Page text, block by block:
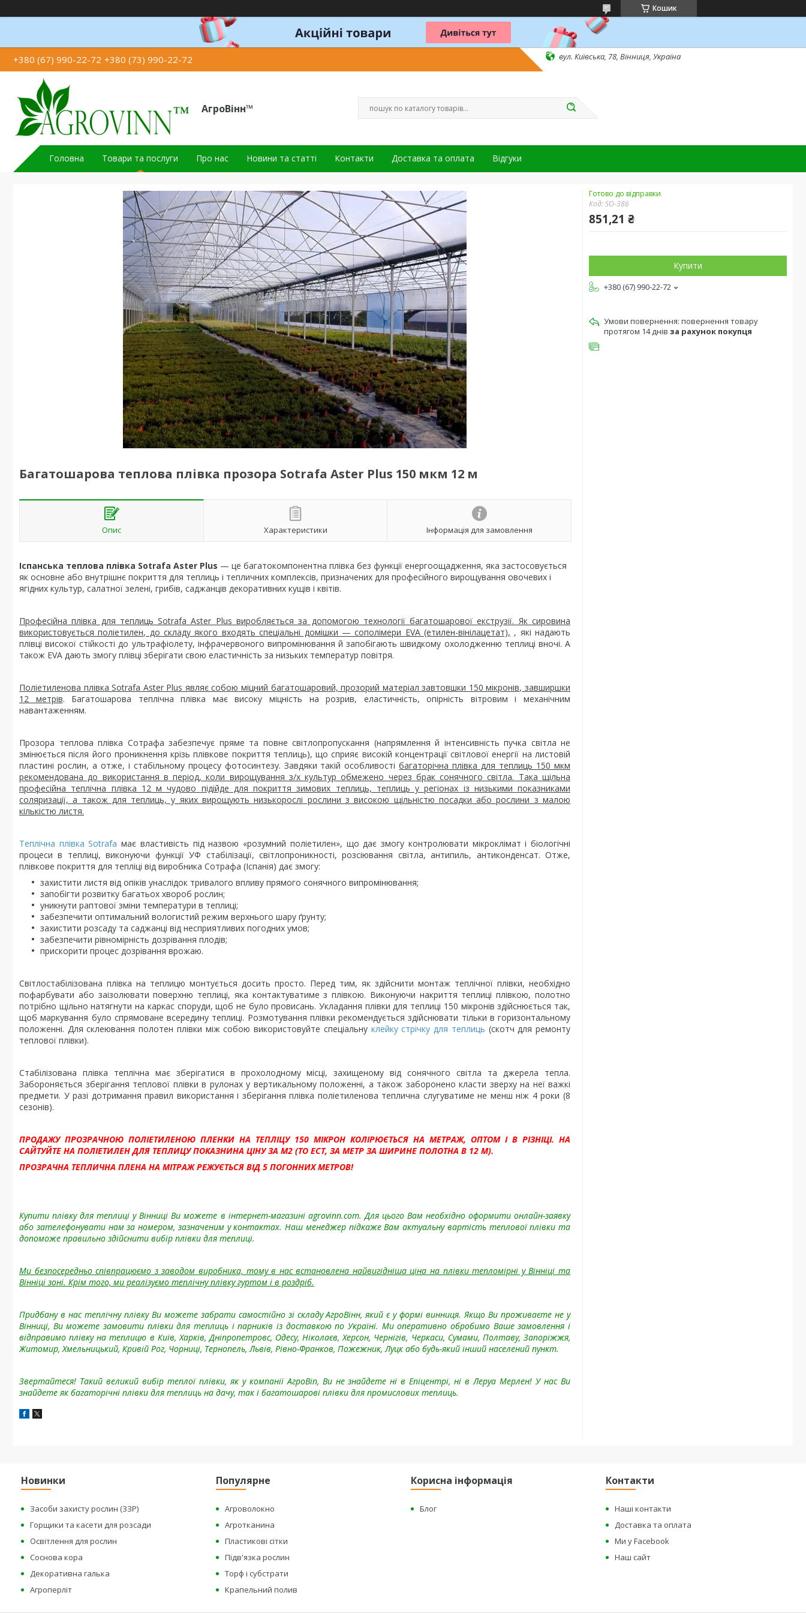
Кошик
+380 (67) 990-22-72 +380 (73) 990-22-72 вул. Київська, 78, Вінниця, Україна
АгроВінн™
Головна Товари та послуги Про нас Новини та статті Контакти Доставка та оплата Відгуки
Багатошарова теплова плівка прозора Sotrafa Aster Plus 150 мкм 12 м
Опис Характеристики Інформація для замовлення
Іспанська теплова плівка Sotrafa Aster Plus — це багатокомпонентна плівка без функції енергоощадження, яка застосовується
як основне або внутрішнє покриття для теплиць і тепличних комплексів, призначених для професійного вирощування овочевих і
ягідних культур, салатної зелені, грибів, саджанців декоративних кущів і квітів.
Професійна плівка для теплиць Sotrafa Aster Plus виробляється за допомогою технології багатошарової екструзії. Як сировина
використовується поліетилен, до складу якого входять спеціальні домішки — сополімери EVA (етилен-вінілацетат), , які надають
плівці високої стійкості до ультрафіолету, інфрачервоного випромінювання й запобігають швидкому охолодженню теплиці вночі. А
також EVA дають змогу плівці зберігати свою еластичність за низьких температур повітря.
Поліетиленова плівка Sotrafa Aster Plus являє собою міцний багатошаровий, прозорий матеріал завтовшки 150 мікронів, завширшки
12 метрів. Багатошарова теплічна плівка має високу міцність на розрив, еластичність, опірність вітровим і механічним
навантаженням.
Прозора теплова плівка Сотрафа забезпечує пряме та повне світлопропускання (напрямлення й інтенсивність пучка світла не
змінюється після його проникнення крізь плівкове покриття теплиць), що сприяє високій концентрації світлової енергії на листовій
пластині рослин, а отже, і стабільному процесу фотосинтезу. Завдяки такій особливостібагаторічна плівка для теплиць 150 мкм
рекомендована до використання в період, коли вирощування з/х культур обмежено через брак сонячного світла. Така щільна
професійна теплічна плівка 12 м чудово підійде для покриття зимових теплиць, теплиць у регіонах із низькими показниками
соляризації, а також для теплиць, у яких вирощують низькорослі рослини з високою щільністю посадки або рослини з малою
кількістю листя.
Теплічна плівка Sotrafa має властивість під назвою «розумний поліетилен», що дає змогу контролювати мікроклімат і біологічні
процеси в теплиці, виконуючи функції УФ стабілізації, світлопроникності, розсіювання світла, антипиль, антиконденсат. Отже,
плівкове покриття для тепліці від виробника Сотрафа (Іспанія) дає змогу:
захистити листя від опіків унаслідок тривалого впливу прямого сонячного випромінювання;
запобігти розвитку багатьох хвороб рослин;
уникнути раптової зміни температури в теплиці;
забезпечити оптимальний вологистий режим верхнього шару ґрунту;
захистити розсаду та саджанці від несприятливих погодних умов;
забезпечити рівномірність дозрівання плодів;
прискорити процес дозрівання врожаю.
Світлостабілізована плівка на теплицю монтується досить просто. Перед тим, як здійснити монтаж теплічної плівки, необхідно
пофарбувати або заізолювати поверхню теплиці, яка контактуватиме з плівкою. Виконуючи накриття теплиці плівкою, полотно
потрібно щільно натягнути на каркас споруди, щоб не було провисань. Укладання плівки для теплиці 150 мікронів здійснюється так,
щоб маркування було спрямоване всередину теплиці. Розмотування плівки рекомендується здійснювати тільки в горизонтальному
положенні. Для склеювання полотен плівки між собою використовуйте спеціальну клейку стрічку для теплиць (скотч для ремонту
теплової плівки).
Стабілізована плівка теплічна має зберігатися в прохолодному місці, захищеному від сонячного світла та джерела тепла.
Забороняється зберігання теплової плівки в рулонах у вертикальному положенні, а також заборонено класти зверху на неї важкі
предмети. У разі дотримання правил використання і зберігання плівка поліетиленова теплична слугуватиме не менш ніж 4 роки (8
сезонів).
ПРОДАЖУ ПРОЗРАЧНОЮ ПОЛІЕТИЛЕНОЮ ПЛЕНКИ НА ТЕПЛІЦУ 150 МІКРОН КОЛІРЮЄТЬСЯ НА МЕТРАЖ, ОПТОМ І В РІЗНІЦІ. НА
САЙТУЙТЕ НА ПОЛІЕТИЛЕН ДЛЯ ТЕПЛИЦУ ПОКАЗНИНА ЦІНУ ЗА М2 (ТО ЕСТ, ЗА МЕТР ЗА ШИРИНЕ ПОЛОТНА В 12 М).
ПРОЗРАЧНА ТЕПЛИЧНА ПЛЕНА НА МІТРАЖ РЕЖУЄТЬСЯ ВІД 5 ПОГОННИХ МЕТРОВ!
Купити плівку для теплиці у Вінниці Ви можете в інтернет-магазині agrovinn.com. Для цього Вам необхідно оформити онлайн-заявку
або зателефонувати нам за номером, зазначеним у контактах. Наш менеджер підкаже Вам актуальну вартість теплової плівки та
допоможе правильно здійснити вибір плівки для теплиці.
Ми безпосередньо співпрацюємо з заводом виробника, тому в нас встановлена найвигідніша ціна на плівки тепломірні у Вінніці та
Вінніці зоні. Крім того, ми реалізуємо теплічну плівку гуртом і в роздріб.
Придбану в нас теплічну плівку Ви можете забрати самостійно зі складу АгроВінн, який є у формі винниця. Якщо Ви проживаєте не у
Вінниці, Ви можете замовити плівки для теплиць і парників із доставкою по Україні. Ми оперативно обробимо Ваше замовлення і
відправимо плівку на теплицю в Київ, Харків, Дніпропетровс, Одесу, Ніколаєв, Херсон, Чернігів, Черкаси, Сумами, Полтаву, Запоріжжя,
Житомир, Хмельницький, Кривій Рог, Чорниці, Тернопель, Львів, Рівно-Франков, Пожежник, Луцк або будь-який інший населений пункт.
Звертайтеся! Такий великий вибір теплої плівки, як у компанії АгроВin, Ви не знайдете ні в Епіцентрі, ні в Леруа Мерлен! У нас Ви
знайдете як багаторічні плівки для теплиць на дачу, так і багатошарові плівки для промислових теплиць.
Готово до відправки
Код:SO-386
851,21 ₴
Купити
+380 (67) 990-22-72
повернення товару
протягом 14 днів за рахунок покупця
Новинки
Засоби захисту рослин (ЗЗР)
Горщики та касети для розсади
Освітлення для рослин
Соснова кора
Декоративна галька
Агроперліт
Популярне
Агроволокно
Агротканина
Пластикові сітки
Підв'язка рослин
Торф і субстрати
Крапельний полив
Корисна інформація
Блог
Контакти
Наші контакти
Доставка та оплата
Ми у Facebook
Наш сайт